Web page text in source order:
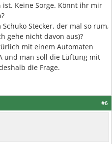
Keine Sorge. Könnt ihr mir
Stecker, der mal so rum,
gehe nicht davon aus)?
mit einem Automaten
und man soll die Lüftung mit
die Frage.
#6